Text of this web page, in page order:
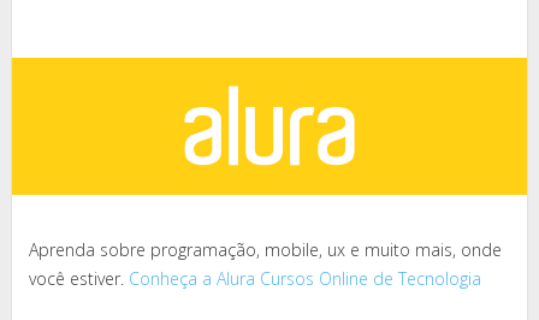
Aprenda sobre programação, mobile, ux e muito mais, onde
você estiver. Conheça a Alura Cursos Online de Tecnologia